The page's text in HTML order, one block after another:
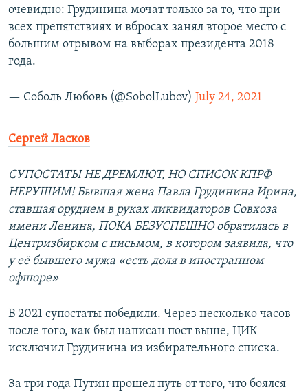
очевидно: Грудинина мочат только за то, что при
всех препятствиях и вбросах занял второе место с
большим отрывом на выборах президента 2018
года.
— Соболь Любовь (@SobolLubov) July 24, 2021
Сергей Ласков
СУПОСТАТЫ НЕ ДРЕМЛЮТ, НО СПИСОК КПРФ
НЕРУШИМ! Бывшая жена Павла Грудинина Ирина,
ставшая орудием в руках ликвидаторов Совхоза
имени Ленина, ПОКА БЕЗУСПЕШНО обратилась в
Центризбирком с письмом, в котором заявила, что
у её бывшего мужа «есть доля в иностранном
офшоре»
В 2021 супостаты победили. Через несколько часов
после того, как был написан пост выше, ЦИК
исключил Грудинина из избирательного списка.
За три года Путин прошел путь от того, что боялся